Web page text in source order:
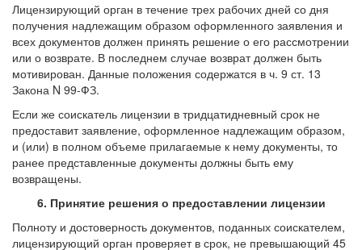
Лицензирующий орган в течение трех рабочих дней со дня
получения надлежащим образом оформленного заявления и
всех документов должен принять решение о его рассмотрении
или о возврате. В последнем случае возврат должен быть
мотивирован. Данные положения содержатся в ч. 9 ст. 13
Закона N 99-ФЗ.
Если же соискатель лицензии в тридцатидневный срок не
предоставит заявление, оформленное надлежащим образом,
и (или) в полном объеме прилагаемые к нему документы, то
ранее представленные документы должны быть ему
возвращены.
6. Принятие решения о предоставлении лицензии
Полноту и достоверность документов, поданных соискателем,
лицензирующий орган проверяет в срок, не превышающий 45